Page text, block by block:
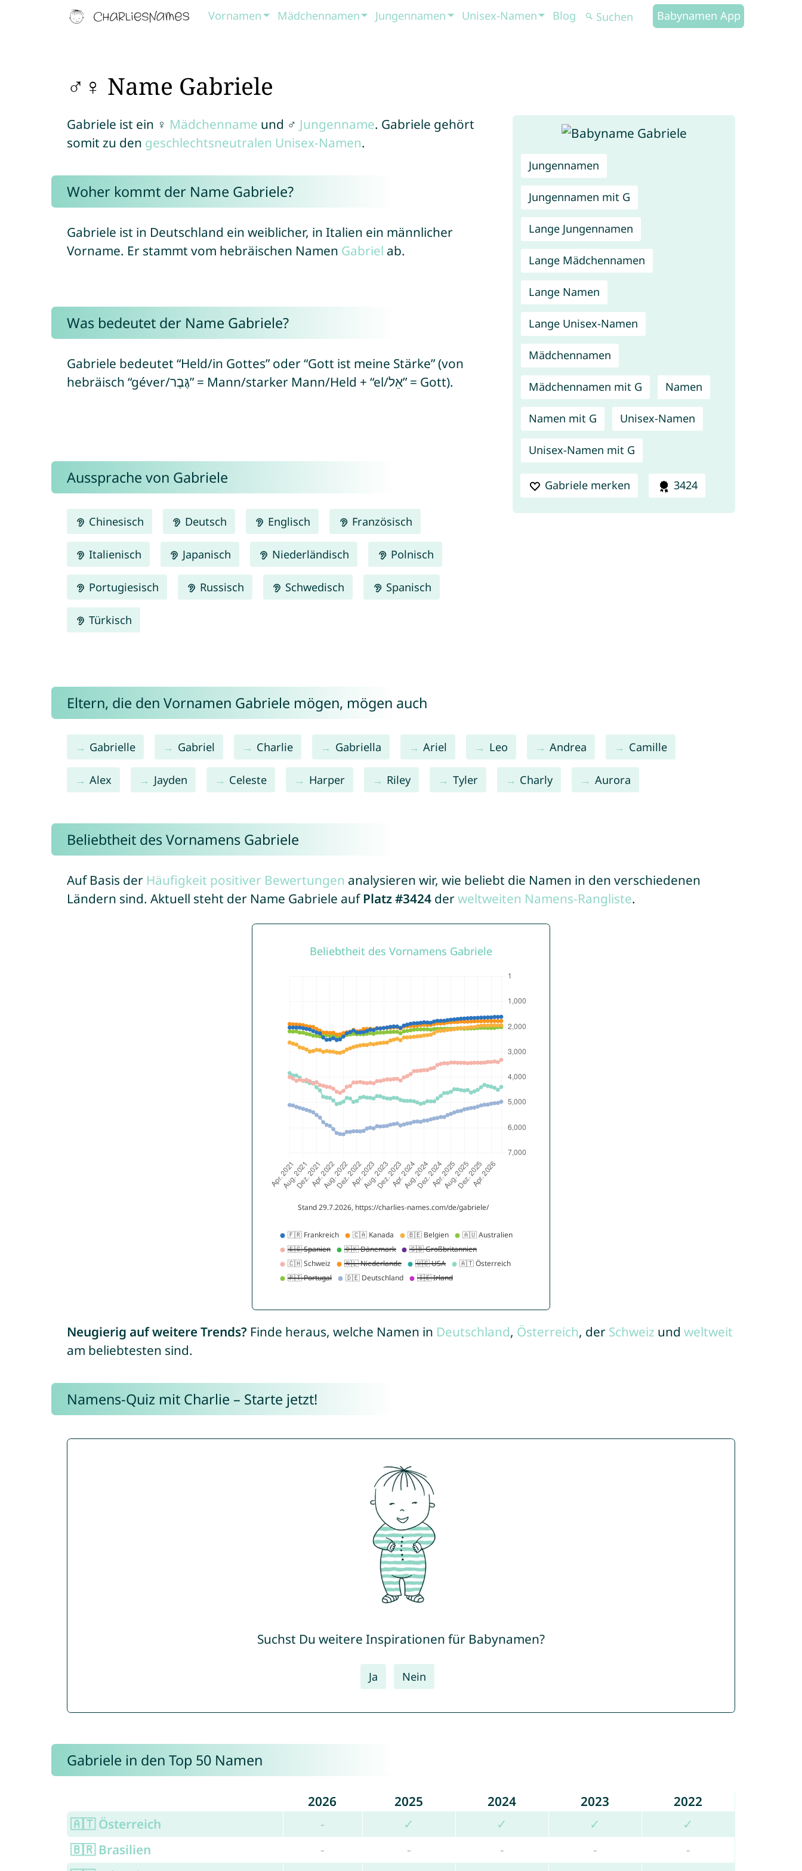
Vornamen Mädchennamen Jungennamen Unisex-Namen Blog Babynamen App
♂♀ Name Gabriele
Jungennamen
Jungennamen mit G
Lange Jungennamen
Lange Mädchennamen
Lange Namen
Lange Unisex-Namen
Mädchennamen
Mädchennamen mit G Namen
Namen mit G Unisex-Namen
Unisex-Namen mit G
Gabriele merken 3424
Gabriele ist ein ♀ Mädchenname und ♂ Jungenname. Gabriele gehört
somit zu den geschlechtsneutralen Unisex-Namen.
Woher kommt der Name Gabriele?
Gabriele ist in Deutschland ein weiblicher, in Italien ein männlicher
Vorname. Er stammt vom hebräischen Namen Gabriel ab.
Was bedeutet der Name Gabriele?
Gabriele bedeutet “Held/in Gottes” oder “Gott ist meine Stärke” (von
hebräisch “géver/גֶּבֶר” = Mann/starker Mann/Held + “el/אֵל” = Gott).
Aussprache von Gabriele
Chinesisch Deutsch Englisch Französisch
Italienisch Japanisch Niederländisch Polnisch
Portugiesisch Russisch Schwedisch Spanisch
Türkisch
Eltern, die den Vornamen Gabriele mögen, mögen auch
Gabrielle Gabriel Charlie Gabriella Ariel Leo Andrea Camille
Alex Jayden Celeste Harper Riley Tyler Charly Aurora
Beliebtheit des Vornamens Gabriele
Auf Basis der Häufigkeit positiver Bewertungen analysieren wir, wie beliebt die Namen in den verschiedenen
Ländern sind. Aktuell steht der Name Gabriele auf Platz #3424derweltweiten Namens-Rangliste.
Neugierig auf weitere Trends? Finde heraus, welche Namen in Deutschland, Österreich, der Schweiz und weltweit
am beliebtesten sind.
Namens-Quiz mit Charlie – Starte jetzt!
Suchst Du weitere Inspirationen für Babynamen?
Ja Nein
Gabriele in den Top 50 Namen
2026 2025 2024 2023
2022
🇦🇹 Österreich
- ✓ ✓ ✓
✓
🇧🇷 Brasilien
- - - -
-